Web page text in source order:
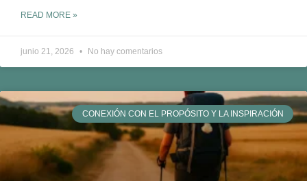
READ MORE »
junio 21, 2026 No hay comentarios
CONEXIÓN CON EL PROPÓSITO Y LA INSPIRACIÓN